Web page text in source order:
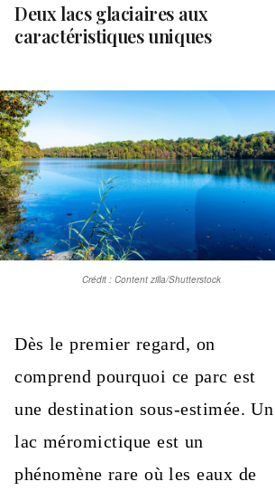
Deux lacs glaciaires aux
caractéristiques uniques
Crédit : Content zilla/Shutterstock
Dès le premier regard, on
comprend pourquoi ce parc est
une destination sous-estimée. Un
lac méromictique est un
phénomène rare où les eaux de